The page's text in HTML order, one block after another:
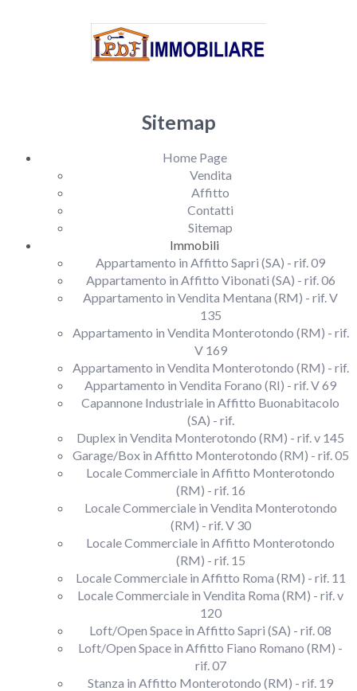
Sitemap
Home Page
Vendita
Affitto
Contatti
Sitemap
Immobili
Appartamento in Affitto Sapri (SA) - rif. 09
Appartamento in Affitto Vibonati (SA) - rif. 06
Appartamento in Vendita Mentana (RM) - rif. V
135
Appartamento in Vendita Monterotondo (RM) - rif.
V 169
Appartamento in Vendita Monterotondo (RM) - rif.
Appartamento in Vendita Forano (RI) - rif. V 69
Capannone Industriale in Affitto Buonabitacolo
(SA) - rif.
Duplex in Vendita Monterotondo (RM) - rif. v 145
Garage/Box in Affitto Monterotondo (RM) - rif. 05
Locale Commerciale in Affitto Monterotondo
(RM) - rif. 16
Locale Commerciale in Vendita Monterotondo
(RM) - rif. V 30
Locale Commerciale in Affitto Monterotondo
(RM) - rif. 15
Locale Commerciale in Affitto Roma (RM) - rif. 11
Locale Commerciale in Vendita Roma (RM) - rif. v
120
Loft/Open Space in Affitto Sapri (SA) - rif. 08
Loft/Open Space in Affitto Fiano Romano (RM) -
rif. 07
Stanza in Affitto Monterotondo (RM) - rif. 19